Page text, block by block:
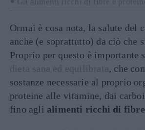
Ormai è cosa nota, la salute del
anche (e soprattutto) da ciò che
Proprio per questo è importante
dieta sana ed equilibrata, che
sostanze necessarie al proprio
proteine alle vitamine, dai
fino agli alimenti ricchi di fibre